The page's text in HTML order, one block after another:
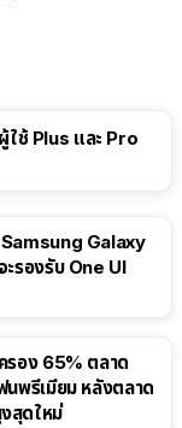
ใช้ Plus และ Pro
Galaxy
ะรองรับ One UI
อง 65% ตลาด
นพรีเมียม หลังตลาด
สุดใหม่